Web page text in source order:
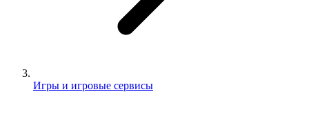
Игры и игровые сервисы